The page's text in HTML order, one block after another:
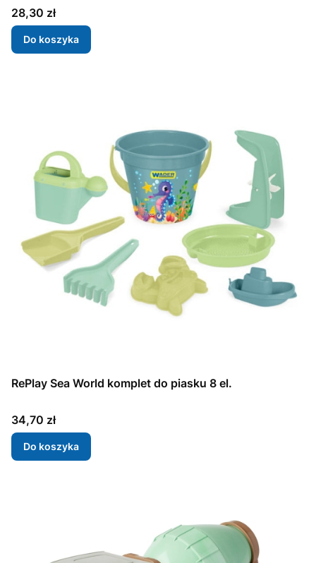
Cena
28,30 zł
Do koszyka
RePlay Sea World komplet do piasku 8 el.
Cena
34,70 zł
Do koszyka